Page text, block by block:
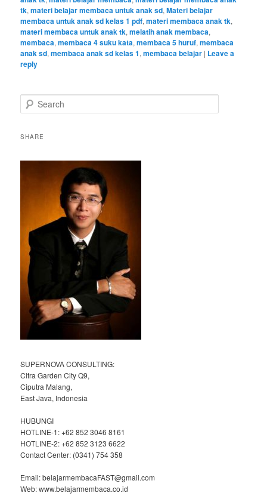
tk,materi belajar membaca untuk anak sd,Materi belajar
membaca untuk anak sd kelas 1 pdf,materi membaca anak tk,
materi membaca untuk anak tk,melatih anak membaca,
membaca,membaca 4 suku kata,membaca 5 huruf,membaca
anak sd,membaca anak sd kelas 1,membaca belajar | Leave a
reply
e
rSHARE
SUPERNOVA CONSULTING:
Citra Garden City Q9,
Ciputra Malang,
East Java, Indonesia
HUBUNGI
HOTLINE-1: +62 852 3046 8161
HOTLINE-2: +62 852 3123 6622
Contact Center: (0341) 754 358
Email: belajarmembacaFAST@gmail.com
Web: www.belajarmembaca.co.id